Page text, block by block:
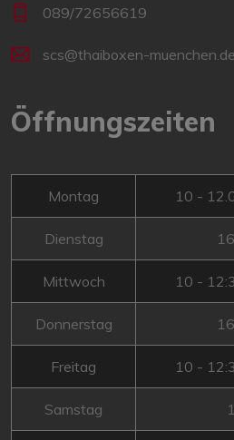
089/72656619
scs@thaiboxen-muenchen.de
Öffnungszeiten
Montag 10 -
Dienstag
Mittwoch 10 -
Donnerstag
Freitag 10 -
Samstag